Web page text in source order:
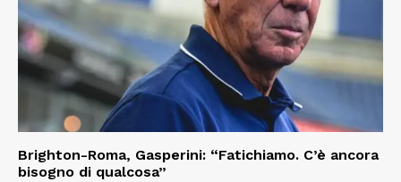
Brighton-Roma, Gasperini: “Fatichiamo. C’è ancora
bisogno di qualcosa”